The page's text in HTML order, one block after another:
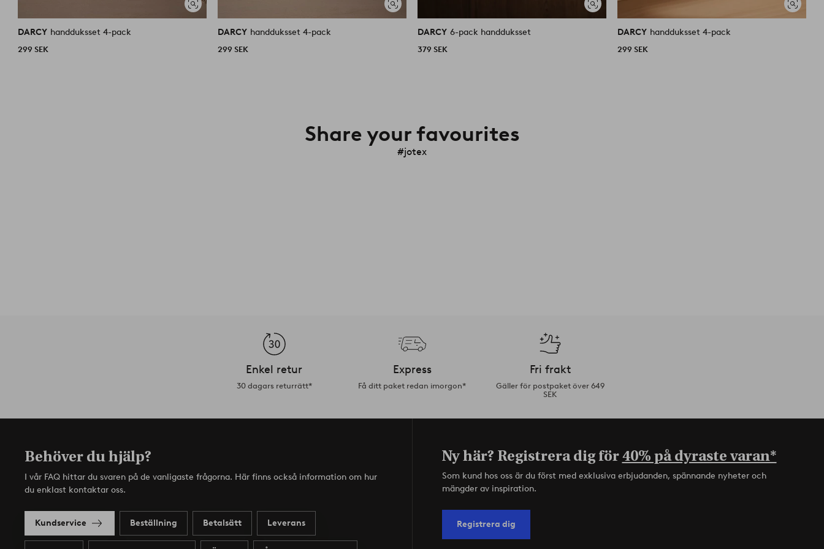
Visa
liknande
DARCY handduksset 4-pack
299 SEK
Visa
liknande
DARCY handduksset 4-pack
299 SEK
Visa
liknande
DARCY 6-pack handduksset
379 SEK
Visa
liknande
DARCY handduksset 4-pack
299 SEK
Share your favourites
#jotex
Enkel retur
30 dagars returrätt*
Express
Få ditt paket redan imorgon*
Fri frakt
Gäller för postpaket över 649
SEK
Behöver du hjälp?
I vår FAQ hittar du svaren på de vanligaste frågorna. Här finns också information om hur
du enklast kontaktar oss.
Kundservice Beställning Betalsätt Leverans
Ny här? Registrera dig för40% på dyraste varan*
Som kund hos oss är du först med exklusiva erbjudanden, spännande nyheter och
mängder av inspiration.
Registrera dig